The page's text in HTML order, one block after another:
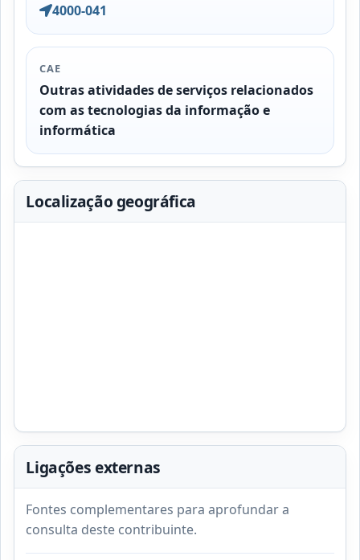
4000-041
CAE
Outras atividades de serviços relacionados
com as tecnologias da informação e
informática
Localização geográfica
Ligações externas
Fontes complementares para aprofundar a
consulta deste contribuinte.